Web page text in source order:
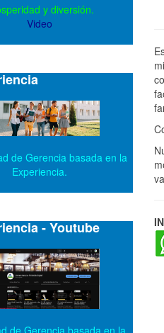
y diversión.
Video
de Gerencia basada en la
Experiencia.
- Youtube
de Gerencia basada en la